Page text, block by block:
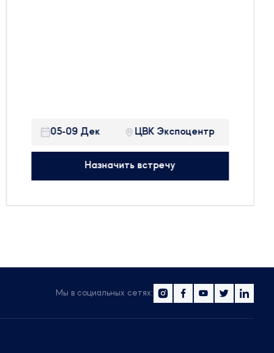
актуальные вопросы в регуляторной сфере.
05-09 Дек ЦВК Экспоцентр
Назначить встречу
Мы в социальных сетях: